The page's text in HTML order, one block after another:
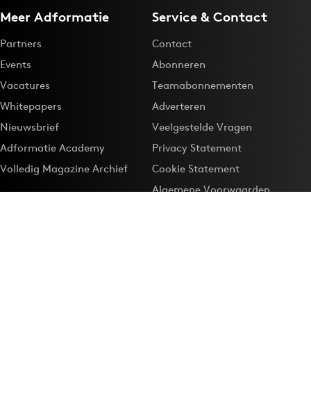
Meer Adformatie
Partners
Events
Vacatures
Whitepapers
Nieuwsbrief
Adformatie Academy
Volledig Magazine Archief
Service & Contact
Contact
Abonneren
Teamabonnementen
Adverteren
Veelgestelde Vragen
Privacy Statement
Cookie Statement
Algemene Voorwaarden